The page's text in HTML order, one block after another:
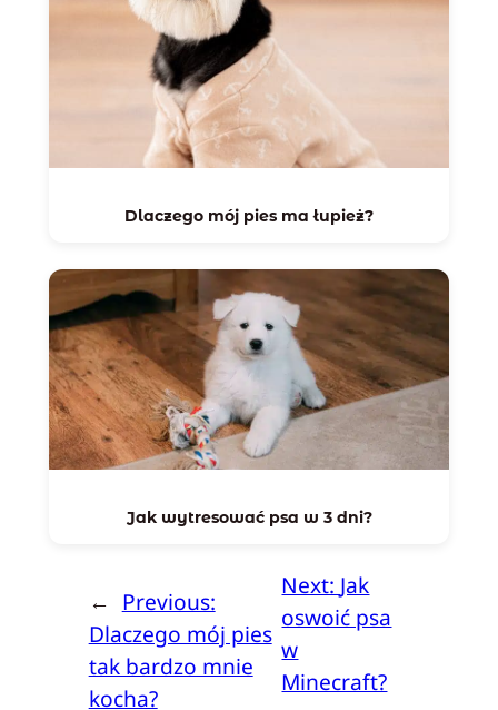
Dlaczego mój pies ma łupież?
Jak wytresować psa w 3 dni?
← Previous:
Dlaczego mój pies
tak bardzo mnie
kocha?
Next: Jak
oswoić psa
w
Minecraft?